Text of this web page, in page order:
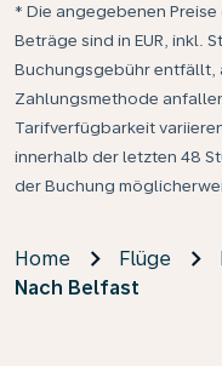
* Die angegebenen
Beträge sind in EUR, inkl.
Buchungsgebühr entfällt,
Zahlungsmethode
Tarifverfügbarkeit
innerhalb der letzten 48
der Buchung
Home Flüge
Nach Belfast